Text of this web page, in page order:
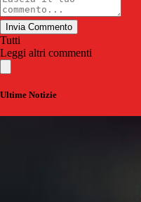
Invia Commento
Tutti
Leggi altri commenti
Ultime Notizie